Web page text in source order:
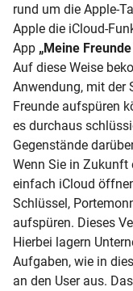
rund um die Apple-
Apple die iCloud-
App „Meine
Auf diese Weise
Anwendung, mit der
Freunde aufspüren
es durchaus
Gegenstände
Wenn Sie in Zukunft
einfach iCloud
Schlüssel,
aufspüren. Dieses
Hierbei lagern
Aufgaben, wie in
an den User aus.